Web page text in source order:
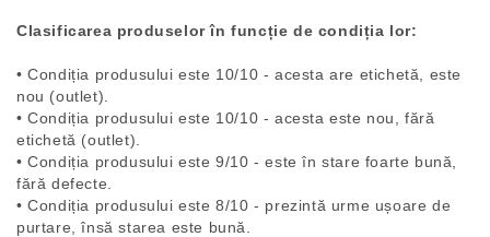
Clasificarea produselor în funcție de condiția lor:
• Condiția produsului este 10/10 - acesta are etichetă, este
nou (outlet).
• Condiția produsului este 10/10 - acesta este nou, fără
etichetă (outlet).
• Condiția produsului este 9/10 - este în stare foarte bună,
fără defecte.
• Condiția produsului este 8/10 - prezintă urme ușoare de
purtare, însă starea este bună.